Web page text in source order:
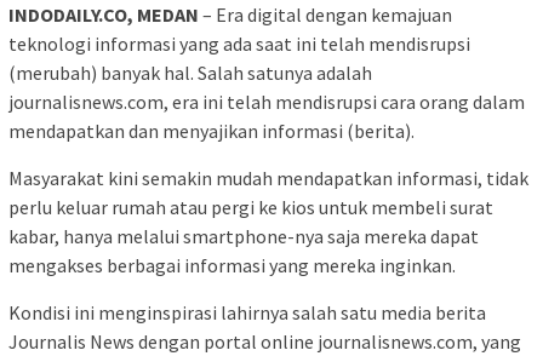
INDODAILY.CO, MEDAN – Era digital dengan kemajuan
teknologi informasi yang ada saat ini telah mendisrupsi
(merubah) banyak hal. Salah satunya adalah
journalisnews.com, era ini telah mendisrupsi cara orang dalam
mendapatkan dan menyajikan informasi (berita).
Masyarakat kini semakin mudah mendapatkan informasi, tidak
perlu keluar rumah atau pergi ke kios untuk membeli surat
kabar, hanya melalui smartphone-nya saja mereka dapat
mengakses berbagai informasi yang mereka inginkan.
Kondisi ini menginspirasi lahirnya salah satu media berita
Journalis News dengan portal online journalisnews.com, yang